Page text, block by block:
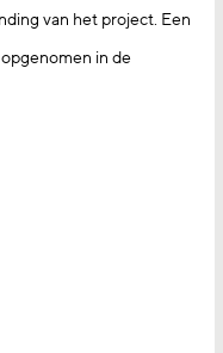
van het project. Een
in de